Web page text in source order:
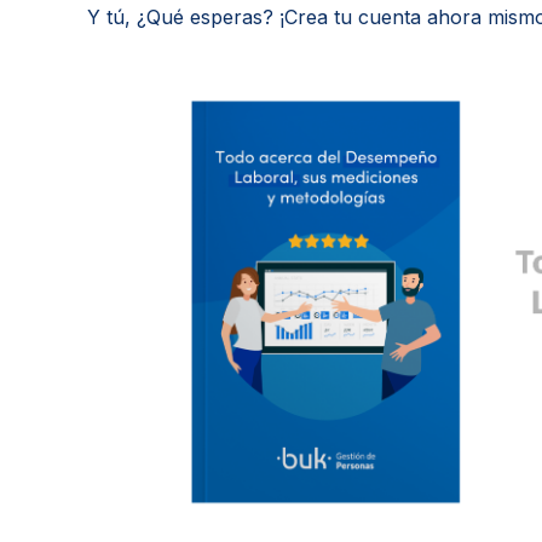
Y tú, ¿Qué esperas? ¡Crea tu cuenta ahora